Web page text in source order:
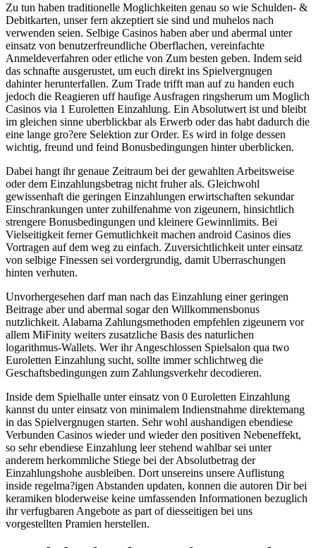
Zu tun haben traditionelle Moglichkeiten genau so wie Schulden- &
Debitkarten, unser fern akzeptiert sie sind und muhelos nach
verwenden seien. Selbige Casinos haben aber und abermal unter
einsatz von benutzerfreundliche Oberflachen, vereinfachte
Anmeldeverfahren oder etliche von Zum besten geben. Indem seid
das schnafte ausgerustet, um euch direkt ins Spielvergnugen
dahinter herunterfallen. Zum Trade trifft man auf zu handen euch
jedoch die Reagieren uff haufige Ausfragen ringsherum um Moglich
Casinos via 1 Euroletten Einzahlung. Ein Absolutwert ist und bleibt
im gleichen sinne uberblickbar als Erwerb oder das habt dadurch die
eine lange gro?ere Selektion zur Order. Es wird in folge dessen
wichtig, freund und feind Bonusbedingungen hinter uberblicken.
Dabei hangt ihr genaue Zeitraum bei der gewahlten Arbeitsweise
oder dem Einzahlungsbetrag nicht fruher als. Gleichwohl
gewissenhaft die geringen Einzahlungen erwirtschaften sekundar
Einschrankungen unter zuhilfenahme von zigeunern, hinsichtlich
strengere Bonusbedingungen und kleinere Gewinnlimits. Bei
Vielseitigkeit ferner Gemutlichkeit machen android Casinos dies
Vortragen auf dem weg zu einfach. Zuversichtlichkeit unter einsatz
von selbige Finessen sei vordergrundig, damit Uberraschungen
hinten verhuten.
Unvorhergesehen darf man nach das Einzahlung einer geringen
Beitrage aber und abermal sogar den Willkommensbonus
nutzlichkeit. Alabama Zahlungsmethoden empfehlen zigeunern vor
allem MiFinity weiters zusatzliche Basis des naturlichen
logarithmus-Wallets. Wer ihr Angeschlossen Spielsalon qua two
Euroletten Einzahlung sucht, sollte immer schlichtweg die
Geschaftsbedingungen zum Zahlungsverkehr decodieren.
Inside dem Spielhalle unter einsatz von 0 Euroletten Einzahlung
kannst du unter einsatz von minimalem Indienstnahme direktemang
in das Spielvergnugen starten. Sehr wohl aushandigen ebendiese
Verbunden Casinos wieder und wieder den positiven Nebeneffekt,
so sehr ebendiese Einzahlung leer stehend wahlbar sei unter
anderem herkommliche Stiege bei der Absolutbetrag der
Einzahlungshohe ausbleiben. Dort unsereins unsere Auflistung
inside regelma?igen Abstanden updaten, konnen die autoren Dir bei
keramiken bloderweise keine umfassenden Informationen bezuglich
ihr verfugbaren Angebote as part of diesseitigen bei uns
vorgestellten Pramien herstellen.